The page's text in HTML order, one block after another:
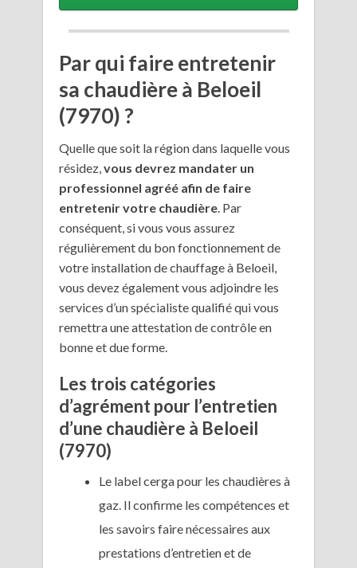
Par qui faire entretenir
sa chaudière à Beloeil
(7970) ?
Quelle que soit la région dans laquelle vous
résidez,vous devrez mandater un
professionnel agréé afin de faire
entretenir votre chaudière. Par
conséquent, si vous vous assurez
régulièrement du bon fonctionnement de
votre installation de chauffage à Beloeil,
vous devez également vous adjoindre les
services d’un spécialiste qualifié qui vous
remettra une attestation de contrôle en
bonne et due forme.
Les trois catégories
d’agrément pour l’entretien
d’une chaudière à Beloeil
(7970)
Le label cerga pour les chaudières à
gaz. Il confirme les compétences et
les savoirs faire nécessaires aux
prestations d’entretien et de